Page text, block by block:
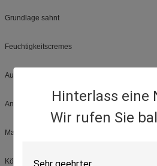
Hinterlass eine
Wir rufen Sie
Grundlage sahnt
Feuchtigkeitscremes
Augenkonturnprodukte
Anti-Alternbehandlungen
Make-upentferner
Körperprodukte